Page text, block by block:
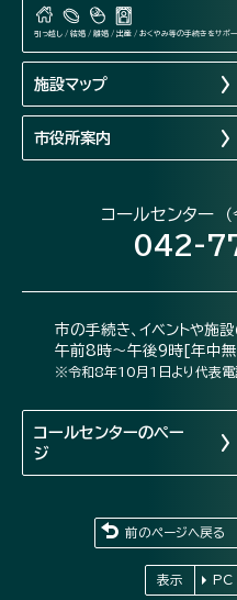
引っ越し / 結婚 / 離婚 / 出産 / おくやみ等の手続きをサポー
施設マップ
市役所案内
コールセンター
042-
市の手続き、イベントや施
午前8時～午後9時[年中
※令和8年10月1日より代表電
コールセンターのペー
ジ
前のページへ戻る
表示 PC